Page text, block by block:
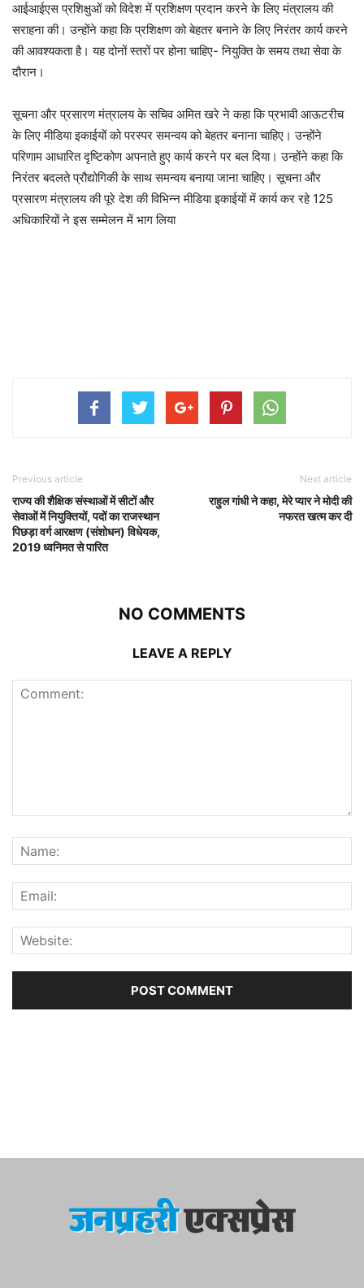
आईआईएस प्रशिक्षुओं को विदेश में प्रशिक्षण प्रदान करने के लिए मंत्रालय की
सराहना की। उन्होंने कहा कि प्रशिक्षण को बेहतर बनाने के लिए निरंतर कार्य करने
की आवश्यकता है। यह दोनों स्तरों पर होना चाहिए- नियुक्ति के समय तथा सेवा के
दौरान।
सूचना और प्रसारण मंत्रालय के सचिव अमित खरे ने कहा कि प्रभावी आऊटरीच
के लिए मीडिया इकाईयों को परस्पर समन्वय को बेहतर बनाना चाहिए। उन्होंने
परिणाम आधारित दृष्टिकोण अपनाते हुए कार्य करने पर बल दिया। उन्होंने कहा कि
निरंतर बदलते प्रौद्योगिकी के साथ समन्वय बनाया जाना चाहिए। सूचना और
प्रसारण मंत्रालय की पूरे देश की विभिन्न मीडिया इकाईयों में कार्य कर रहे 125
अधिकारियों ने इस सम्मेलन में भाग लिया
Previous article
राज्य की शैक्षिक संस्थाओं में सीटों और
सेवाओं में नियुक्तियों, पदों का राजस्थान
पिछड़ा वर्ग आरक्षण (संशोधन) विधेयक,
2019 ध्वनिमत से पारित
Next article
राहुल गांधी ने कहा, मेरे प्यार ने मोदी की
नफरत खत्म कर दी
NO COMMENTS
LEAVE A REPLY